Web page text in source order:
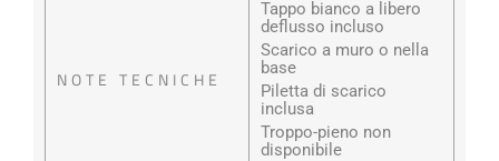
NOTE TECNICHE
Tappo bianco a libero
deflusso incluso
Scarico a muro o nella
base
Piletta di scarico
inclusa
Troppo-pieno non
disponibile